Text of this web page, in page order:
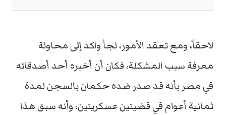
لاحقاً، ومع تعقد الأمور، لجأ واكد إلى محاولة
معرفة سبب المشكلة، فكان أن أخبره أحد أصدقائه
في مصر بأنه قد صدر ضده حكمان بالسجن لمدة
ثمانية أعوام في قضيتين عسكريتين، وأنه سبق هذا